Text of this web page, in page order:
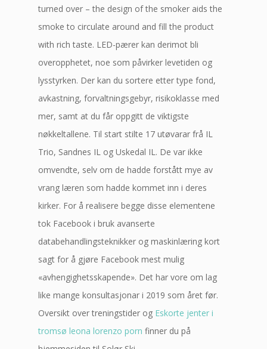
turned over – the design of the smoker aids the
smoke to circulate around and fill the product
with rich taste. LED-pærer kan derimot bli
overopphetet, noe som påvirker levetiden og
lysstyrken. Der kan du sortere etter type fond,
avkastning, forvaltningsgebyr, risikoklasse med
mer, samt at du får oppgitt de viktigste
nøkkeltallene. Til start stilte 17 utøvarar frå IL
Trio, Sandnes IL og Uskedal IL. De var ikke
omvendte, selv om de hadde forstått mye av
vrang læren som hadde kommet inn i deres
kirker. For å realisere begge disse elementene
tok Facebook i bruk avanserte
databehandlingsteknikker og maskinlæring kort
sagt for å gjøre Facebook mest mulig
«avhengighetsskapende». Det har vore om lag
like mange konsultasjonar i 2019 som året før.
Oversikt over treningstider og Eskorte jenter i
tromsø leona lorenzo porn finner du på